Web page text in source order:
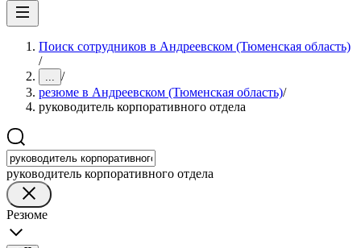
Поиск сотрудников в Андреевском (Тюменская область)
/
... /
резюме в Андреевском (Тюменская область)/
руководитель корпоративного отдела
руководитель корпоративного отдела
Резюме